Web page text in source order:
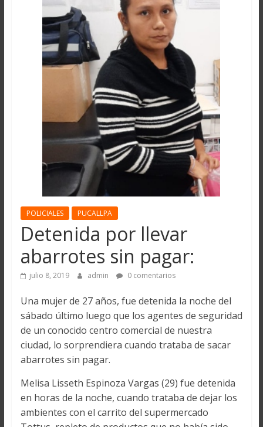
POLICIALES PUCALLPA
Detenida por llevar
abarrotes sin pagar:
julio 8, 2019 admin 0 comentarios
Una mujer de 27 años, fue detenida la noche del
sábado último luego que los agentes de seguridad
de un conocido centro comercial de nuestra
ciudad, lo sorprendiera cuando trataba de sacar
abarrotes sin pagar.
Melisa Lisseth Espinoza Vargas (29) fue detenida
en horas de la noche, cuando trataba de dejar los
ambientes con el carrito del supermercado